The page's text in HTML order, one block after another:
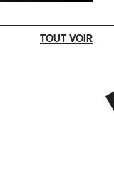
TOUT VOIR